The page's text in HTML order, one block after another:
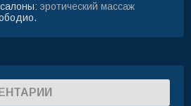
эротический массаж